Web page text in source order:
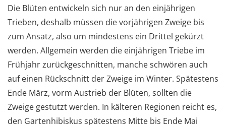
Die Blüten entwickeln sich nur an den einjährigen
Trieben, deshalb müssen die vorjährigen Zweige bis
zum Ansatz, also um mindestens ein Drittel gekürzt
werden. Allgemein werden die einjährigen Triebe im
Frühjahr zurückgeschnitten, manche schwören auch
auf einen Rückschnitt der Zweige im Winter. Spätestens
Ende März, vorm Austrieb der Blüten, sollten die
Zweige gestutzt werden. In kälteren Regionen reicht es,
den Gartenhibiskus spätestens Mitte bis Ende Mai